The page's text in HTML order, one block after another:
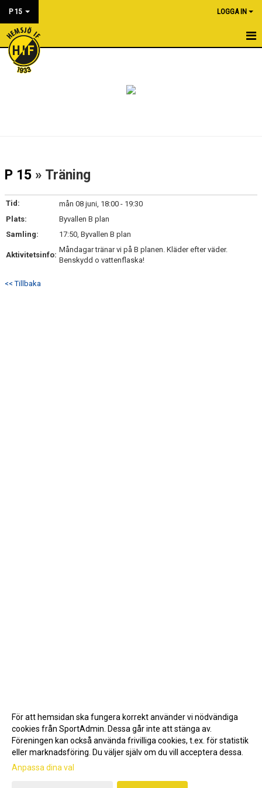
P 15 LOGGA IN
HEM
P 15 » Träning
Tid:
mån 08 juni, 18:00 - 19:30
Plats:
Byvallen B plan
Samling:
17:50, Byvallen B plan
Aktivitetsinfo:
Måndagar tränar vi på B planen. Kläder efter väder.
Benskydd o vattenflaska!
<< Tillbaka
Gå till Webbversion
För att hemsidan ska fungera korrekt använder vi nödvändiga
cookies från SportAdmin. Dessa går inte att stänga av.
Föreningen kan också använda frivilliga cookies, t.ex. för statistik
eller marknadsföring. Du väljer själv om du vill acceptera dessa.
Anpassa dina val